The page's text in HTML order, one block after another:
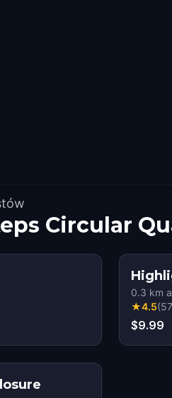
Circular
0.3 km
★4.5(57
$9.99